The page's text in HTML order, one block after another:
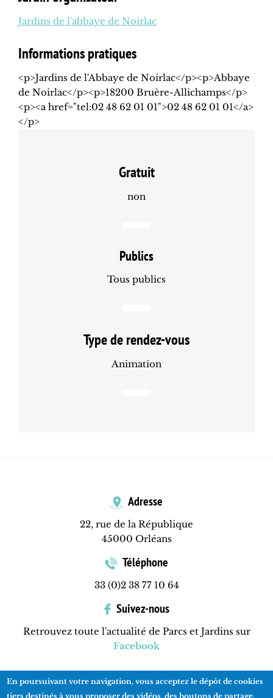
Jardins de l'abbaye de Noirlac
Informations pratiques
<p>Jardins de l'Abbaye de Noirlac</p><p>Abbaye
de Noirlac</p><p>18200 Bruère-Allichamps</p>
<p><a href="tel:02 48 62 01 01">02 48 62 01 01</a>
</p>
Gratuit
non
Publics
Tous publics
Type de rendez-vous
Animation
Adresse
22, rue de la République
45000 Orléans
Téléphone
33 (0)2 38 77 10 64
Suivez-nous
Retrouvez toute l'actualité de Parcs et Jardins sur
Facebook
Contactez-nous Mentions légales Plan du site
En poursuivant votre navigation, vous acceptez le dépôt de cookies
tiers destinés à vous proposer des vidéos, des boutons de partage,